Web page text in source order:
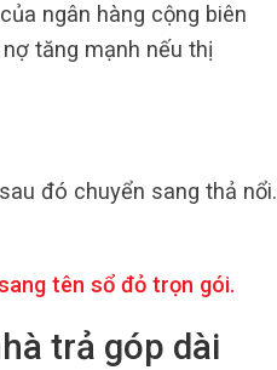
ngân hàng cộng biên
tăng mạnh nếu thị
đó chuyển sang thả nổi.
tên sổ đỏ trọn gói.
trả góp dài